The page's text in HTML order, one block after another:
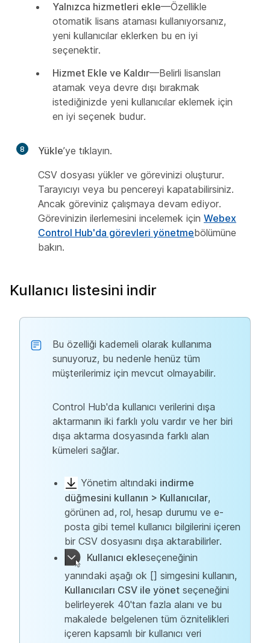
Yalnızca hizmetleri ekle—Özellikle
otomatik lisans ataması kullanıyorsanız,
yeni kullanıcılar eklerken bu en iyi
seçenektir.
Hizmet Ekle ve Kaldır—Belirli lisansları
atamak veya devre dışı bırakmak
istediğinizde yeni kullanıcılar eklemek için
en iyi seçenek budur.
8 Yükle’ye tıklayın.
CSV dosyası yükler ve görevinizi oluşturur.
Tarayıcıyı veya bu pencereyi kapatabilirsiniz.
Ancak göreviniz çalışmaya devam ediyor.
Görevinizin ilerlemesini incelemek için Webex
Control Hub'da görevleri yönetmebölümüne
bakın.
Kullanıcı listesini indir
Bu özelliği kademeli olarak kullanıma
sunuyoruz, bu nedenle henüz tüm
müşterilerimiz için mevcut olmayabilir.
Control Hub'da kullanıcı verilerini dışa
aktarmanın iki farklı yolu vardır ve her biri
dışa aktarma dosyasında farklı alan
kümeleri sağlar.
Yönetim altındaki indirme
düğmesini kullanın > Kullanıcılar,
görünen ad, rol, hesap durumu ve e-
posta gibi temel kullanıcı bilgilerini içeren
bir CSV dosyasını dışa aktarabilirler.
Kullanıcı ekleseçeneğinin
yanındaki aşağı ok [] simgesini kullanın,
Kullanıcıları CSV ile yönet seçeneğini
belirleyerek 40'tan fazla alanı ve bu
makalede belgelenen tüm öznitelikleri
içeren kapsamlı bir kullanıcı veri